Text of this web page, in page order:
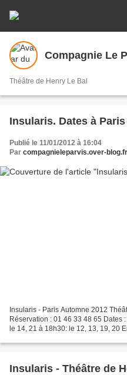
Compagnie Le
Théâtre de Henry Le Bal
Insularis. Dates à
Publié le 11/01/2012 à 16:04
Par compagnieleparvis.over-blog.fr
Insularis - Paris Automne 2012
Réservation : 01 46 33 48 65 Dates
le 14, 21 à 18h30: le 12, 13, 19, 20
Insularis - Théâtre de